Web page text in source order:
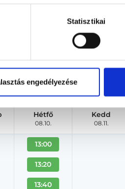
Statisztikai
engedélyezése
Budapest, VIII. kerület, Bródy Sándor
Árlista Adatlap
Hétfő
08.10.
13:00
13:20
13:40
Kedd
08.11.